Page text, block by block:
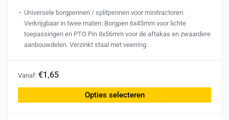
Universele borgpennen / splitpennen voor minitractoren.
Verkrijgbaar in twee maten: Borgpen 6x45mm voor lichte
toepassingen en PTO Pin 8x56mm voor de aftakas en zwaardere
aanbouwdelen. Verzinkt staal met veerring.
Vanaf: €1,65
Opties selecteren
product
heeft
meerdere